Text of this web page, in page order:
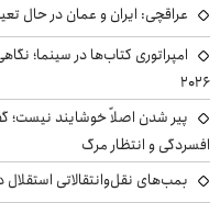
عراقچی: ایران و عمان در حال
امپراتوری کتاب‌ها در سینما؛
۲۰۲۶
پیر شدن اصلاً خوشایند نیست؛
افسردگی و انتظار مرگ
بمب‌های نقل‌وانتقالاتی استقلال